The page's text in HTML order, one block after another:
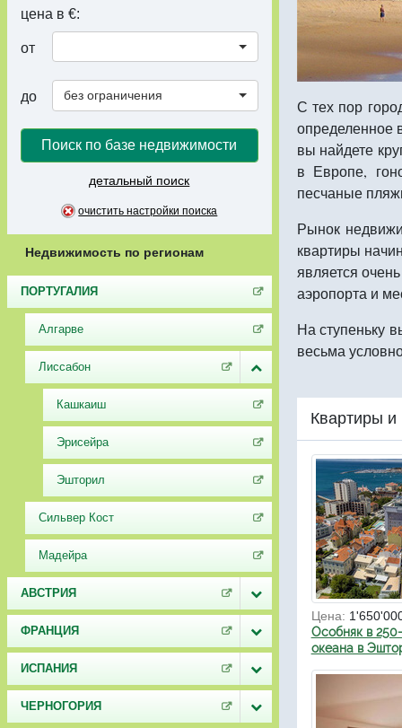
цена в €:
от
до без ограничения
Поиск по базе недвижимости
детальный поиск
очистить настройки поиска
Недвижимость по регионам
ПОРТУГАЛИЯ
Алгарве
Лиссабон
Кашкаиш
Эрисейра
Эшторил
Сильвер Кост
Мадейра
АВСТРИЯ
ФРАНЦИЯ
ИСПАНИЯ
ЧЕРНОГОРИЯ
С тех пор
определенное
вы найдете
в Европе,
песчаные
Рынок
квартиры
является
аэропорта и
На ступеньку
весьма
Квартиры
Цена:
Особняк в
океана в